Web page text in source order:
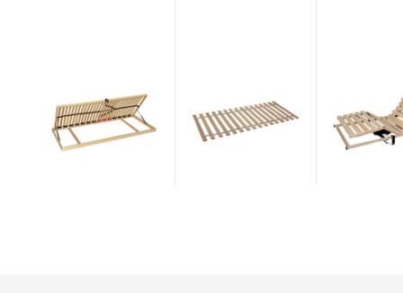
Rošty
od 172,00
Rošty
od 76,00€
Rošty
od 375,00